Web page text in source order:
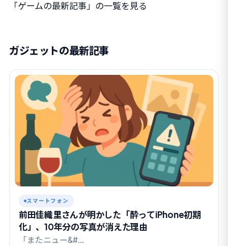
「ゲームの最新記事」の一覧を見る
ガジェットの最新記事
スマートフォン
前田佳織里さんが明かした「酔ってiPhone初期
化」、10年分の写真が消えた理由
「またニュー&#…